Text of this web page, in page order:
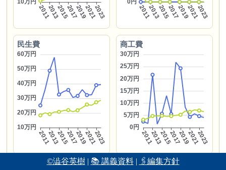
©澁谷英樹| 📚 講義資料| 🖇編集方針
民生費 商工費